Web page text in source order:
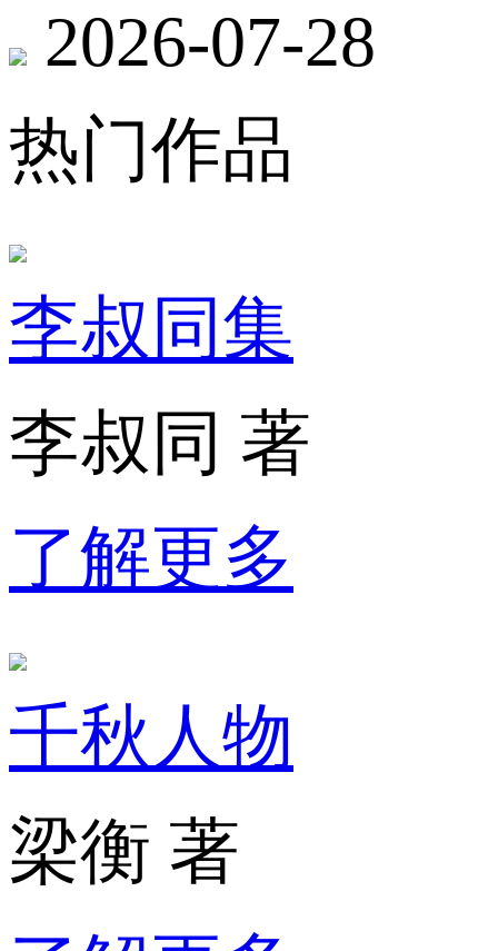
2026-07-28
热门作品
李叔同集
李叔同 著
了解更多
千秋人物
梁衡 著